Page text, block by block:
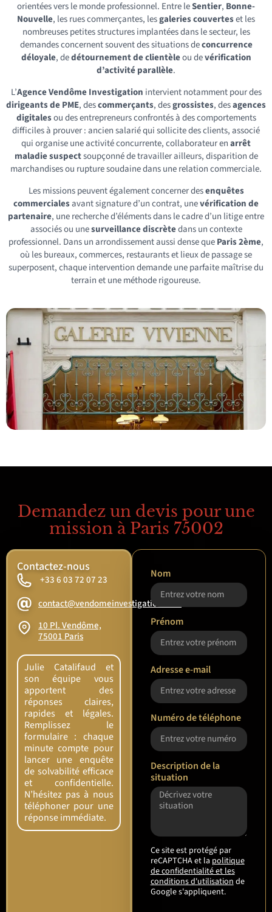
orientées vers le monde professionnel. Entre leSentier, Bonne-
Nouvelle, les rues commerçantes, lesgaleries couverteset les
nombreuses petites structures implantées dans le secteur, les
demandes concernent souvent des situations deconcurrence
déloyale, dedétournement de clientèleou devérification
d’activité parallèle.
L’Agence Vendôme Investigation intervient notamment pour des
dirigeants de PME, descommerçants, desgrossistes, desagences
digitalesou des entrepreneurs confrontés à des comportements
difficiles à prouver : ancien salarié qui sollicite des clients, associé
qui organise une activité concurrente, collaborateur enarrêt
maladie suspectsoupçonné de travailler ailleurs, disparition de
marchandises ou rupture soudaine dans une relation commerciale.
Les missions peuvent également concerner desenquêtes
commercialesavant signature d’un contrat, unevérification de
partenaire, une recherche d’éléments dans le cadre d’un litige entre
associés ou unesurveillance discrètedans un contexte
professionnel. Dans un arrondissement aussi dense queParis 2ème,
où les bureaux, commerces, restaurants et lieux de passage se
superposent, chaque intervention demande une parfaite maîtrise du
terrain et une méthode rigoureuse.
Demandez un devis pour une
mission à Paris 75002
Contactez-nous
+33 6 03 72 07 23
contact@vendomeinvestigation.com
10 Pl. Vendôme,
75001 Paris
Julie Catalifaud et
son équipe vous
apportent des
réponses claires,
rapides et légales.
Remplissez le
formulaire : chaque
minute compte pour
lancer une enquête
de solvabilité efficace
et confidentielle.
N’hésitez pas à nous
téléphoner pour une
réponse immédiate.
Nom
Prénom
Adresse e-mail
Numéro de téléphone
Description de la
situation
Ce site est protégé par
reCAPTCHA et la politique
de confidentialité et les
conditions d'utilisationde
Google s'appliquent.